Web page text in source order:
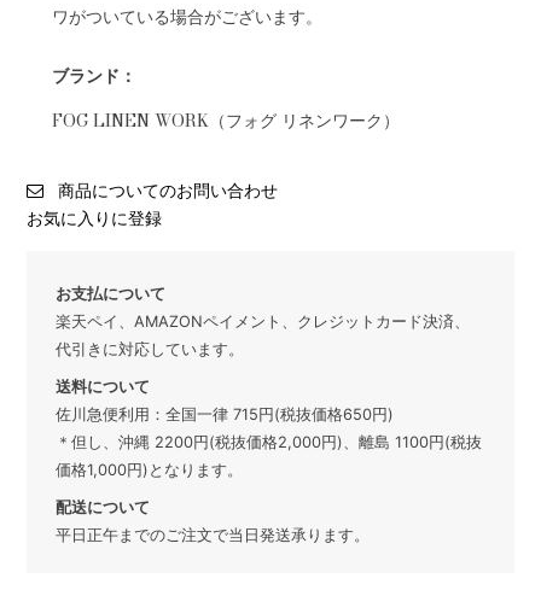
ワがついている場合がございます。
ブランド：
FOG LINEN WORK（フォグ リネンワーク）
商品についてのお問い合わせ
お気に入りに登録
お支払について
楽天ペイ、AMAZONペイメント、クレジットカード決済、
代引きに対応しています。
送料について
佐川急便利用：全国一律 715円(税抜価格650円)
＊但し、沖縄 2200円(税抜価格2,000円)、離島 1100円(税抜
価格1,000円)となります。
配送について
平日正午までのご注文で当日発送承ります。